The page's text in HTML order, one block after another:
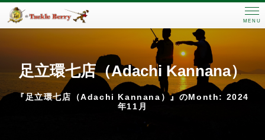
MENU
足立環七店（Adachi Kannana）
『足立環七店（Adachi Kannana）』のMonth: 2024
年11月